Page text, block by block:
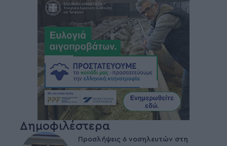
Δημοφιλέστερα
Προσλήψεις 6 νοσηλευτών στη